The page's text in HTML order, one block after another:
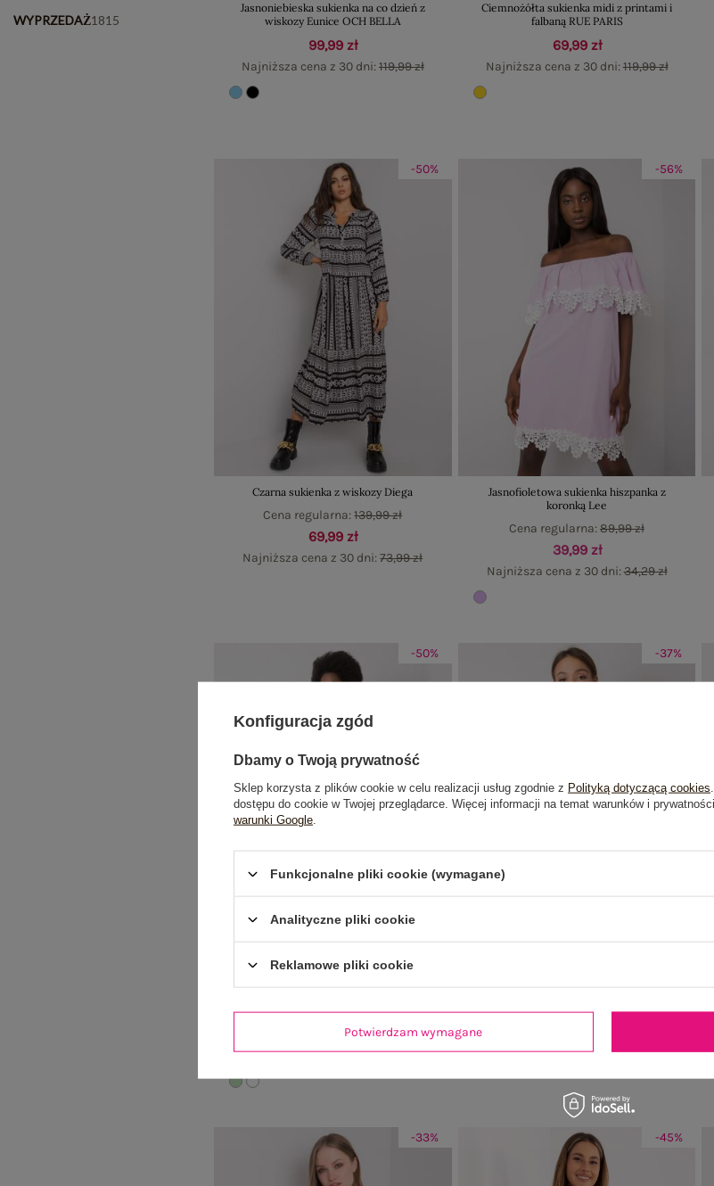
WYPRZEDAŻ1815
Jasnoniebieska sukienka na co dzień z
wiskozy Eunice OCH BELLA
99,99 zł
Najniższa cena z 30 dni:119,99 zł
Ciemnożółta sukienka midi z printami i
falbaną RUE PARIS
69,99 zł
Najniższa cena z 30 dni:119,99 zł
-50%
Czarna sukienka z wiskozy Diega
69,99 zł
Najniższa cena z 30 dni:73,99 zł
Cena regularna:139,99 zł
-56%
Jasnofioletowa sukienka hiszpanka z
koronką Lee
39,99 zł
Najniższa cena z 30 dni:34,29 zł
Cena regularna:89,99 zł
-50%
Jasnozielona sukienka z falbaną Manon
49,99 zł
Najniższa cena z 30 dni:59,99 zł
Cena regularna:99,99 zł
-37%
-33% -45%
Konfiguracja zgód
Dbamy o Twoją prywatność
Sklep korzysta z plików cookie w celu realizacji usług zgodnie z Polityką dotyczącą cookies
dostępu do cookie w Twojej przeglądarce. Więcej informacji na temat warunków i
warunki Google
Funkcjonalne pliki cookie (wymagane)
Analityczne pliki cookie
Reklamowe pliki cookie
Potwierdzam wymagane